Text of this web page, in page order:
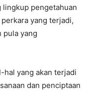
lingkup pengetahuan
perkara yang terjadi,
pula yang
hal yang akan terjadi
dan penciptaan